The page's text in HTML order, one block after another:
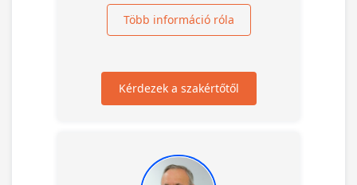
Több információ róla
Kérdezek a szakértőtől